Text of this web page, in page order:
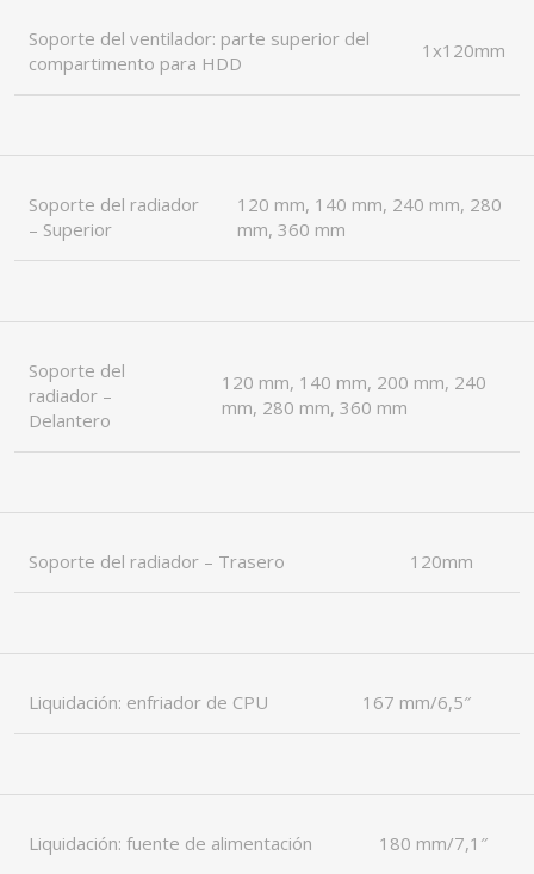
Soporte del ventilador: parte superior del
compartimento para HDD
1x120mm
Soporte del radiador
– Superior
120 mm, 140 mm, 240 mm, 280
mm, 360 mm
Soporte del
radiador –
Delantero
120 mm, 140 mm, 200 mm, 240
mm, 280 mm, 360 mm
Soporte del radiador – Trasero 120mm
Liquidación: enfriador de CPU 167 mm/6,5″
Liquidación: fuente de alimentación 180 mm/7,1″